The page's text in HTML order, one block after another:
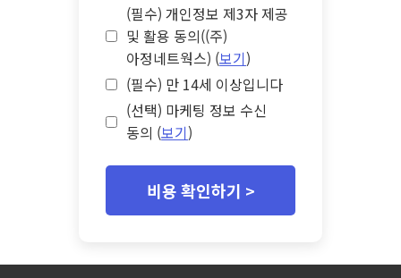
(필수) 개인정보 제3자 제공
및 활용 동의((주)
아정네트웍스) (보기)
(필수) 만 14세 이상입니다
(선택) 마케팅 정보 수신
동의 (보기)
비용 확인하기 >